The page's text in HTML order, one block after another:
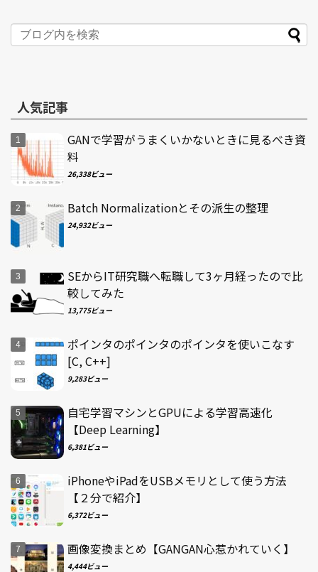
人気記事
GANで学習がうまくいかないときに見るべき資
料
26,338ビュー
Batch Normalizationとその派生の整理
24,932ビュー
SEからIT研究職へ転職して3ヶ月経ったので比
較してみた
13,775ビュー
ポインタのポインタのポインタを使いこなす
[C, C++]
9,283ビュー
自宅学習マシンとGPUによる学習高速化
【Deep Learning】
6,381ビュー
iPhoneやiPadをUSBメモリとして使う方法
【２分で紹介】
6,372ビュー
画像変換まとめ【GANGAN心惹かれていく】
4,444ビュー